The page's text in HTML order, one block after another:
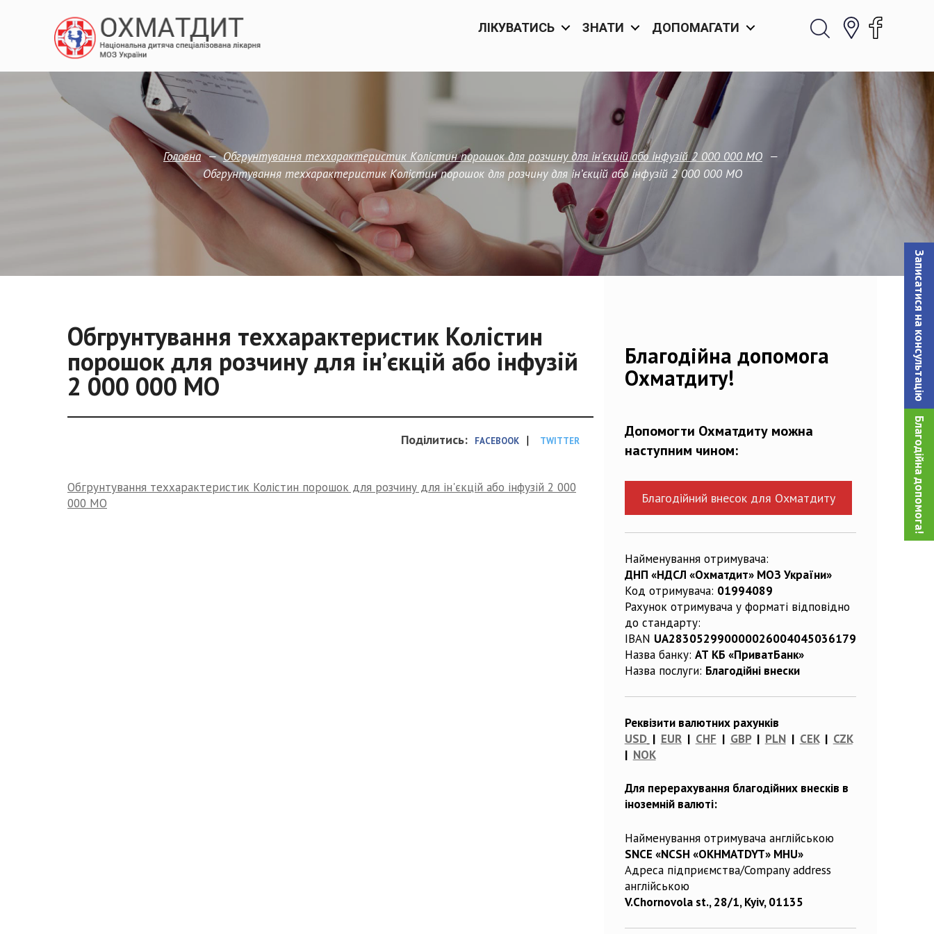
Записатися на консультацiю
Благодійна допомога!
ЛІКУВАТИСЬ ЗНАТИ ДОПОМАГАТИ
Головна — Обгрунтування теххарактеристик Колістин порошок для розчину для ін'єкцій або інфузій 2 000 000 МО —
Обгрунтування теххарактеристик Колістин порошок для розчину для ін’єкцій або інфузій 2 000 000 МО
Обгрунтування теххарактеристик Колістин
порошок для розчину для ін’єкцій або інфузій
2 000 000 МО
Поділитись: FACEBOOK | TWITTER
Обгрунтування теххарактеристик Колістин порошок для розчину для ін'єкцій або інфузій 2 000
000 МО
Благодійна допомога
Охматдиту!
Допомогти Охматдиту можна
наступним чином:
Благодійний внесок для Охматдиту
Найменування отримувача:
ДНП «НДСЛ «Охматдит» МОЗ України»
Код отримувача: 01994089
Рахунок отримувача у форматі відповідно
до стандарту:
IBAN UA283052990000026004045036179
Назва банку: АТ КБ «ПриватБанк»
Назва послуги: Благодійні внески
Реквізити валютних рахунків
USD | EUR| CHF | GBP| PLN| CEK| CZK
| NOK
Для перерахування благодійних внесків в
іноземній валюті:
Найменування отримувача англійською
SNCE «NCSH «OKHMATDYT» MHU»
Адреса підприємства/Company address
англійською
V.Chornovola st., 28/1, Kyiv, 01135